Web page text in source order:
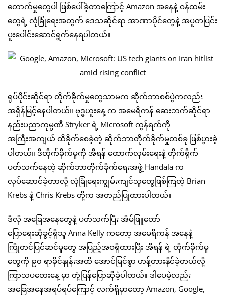
တောက်မှုတွေပါ ဖြစ်ပေါ်ခဲ့တာကြောင့် Amazon အနေနဲ့ ဝန်ထမ်း
တွေရဲ့ လုံခြုံရေးအတွက် ဒေသဆိုင်ရာ အာဏာပိုင်တွေနဲ့ အပူတပြင်း
ပူးပေါင်းဆောင်ရွက်နေရပါတယ်။
ရုပ်ပိုင်းဆိုင်ရာ တိုက်ခိုက်မှုတွေသာမက ဆိုက်ဘာစစ်ပွဲကလည်း
အရှိန်မြင့်နေပါတယ်။ ဗုဒ္ဓဟူးနေ့ က အမေရိကန် ဆေးဘက်ဆိုင်ရာ
နည်းပညာကုမ္ပဏီ Stryker ရဲ့ Microsoft ကွန်ရက်ကို
အကြီးအကျယ် ထိခိုက်စေခဲ့တဲ့ ဆိုက်ဘာတိုက်ခိုက်မှုတစ်ခု ဖြစ်ပွားခဲ့
ပါတယ်။ ဒီတိုက်ခိုက်မှုကို အီရန် ထောက်လှမ်းရေးနဲ့ တိုက်ရိုက်
ပတ်သက်နေတဲ့ ဆိုက်ဘာတိုက်ခိုက်ရေးအဖွဲ့ Handala က
လုပ်ဆောင်ခဲ့တာလို့ လုံခြုံရေးကျွမ်းကျင်သူတွေဖြစ်ကြတဲ့ Brian
Krebs နဲ့ Chris Krebs တို့က အတည်ပြုထားပါတယ်။
ဒီလို အခြေအနေတွေနဲ့ ပတ်သက်ပြီး အိမ်ဖြူတော်
ပြောရေးဆိုခွင့်ရှိသူ Anna Kelly ကတော့ အမေရိကန် အနေနဲ့
ကြိုတင်ပြင်ဆင်မှုတွေ အပြည့်အဝရှိထားပြီး အီရန် ရဲ့ တိုက်ခိုက်မှု
တွေကို ၉၀ ရာခိုင်နှုန်းအထိ အောင်မြင်စွာ ဟန့်တားနိုင်ခဲ့တယ်လို့
ကြာသပတေးနေ့ မှာ တုံ့ပြန်ပြောဆိုခဲ့ပါတယ်။ ဒါပေမဲ့လည်း
အခြေအနေအရပ်ရပ်ကြောင့် လက်ရှိမှာတော့ Amazon, Google,